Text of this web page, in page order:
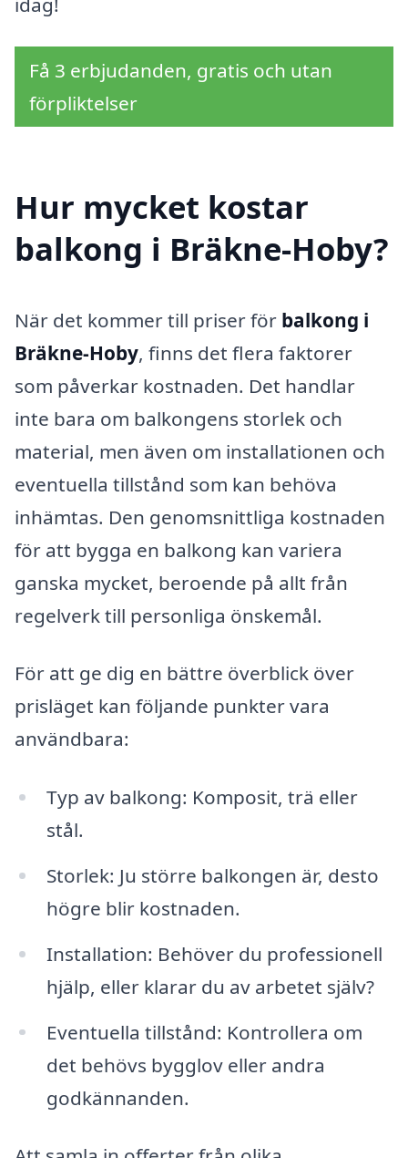
Få 3 erbjudanden, gratis och utan
förpliktelser
Hur mycket kostar
balkong i Bräkne-Hoby?
När det kommer till priser för balkong i
Bräkne-Hoby, finns det flera faktorer
som påverkar kostnaden. Det handlar
inte bara om balkongens storlek och
material, men även om installationen och
eventuella tillstånd som kan behöva
inhämtas. Den genomsnittliga kostnaden
för att bygga en balkong kan variera
ganska mycket, beroende på allt från
regelverk till personliga önskemål.
För att ge dig en bättre överblick över
prisläget kan följande punkter vara
användbara:
Typ av balkong: Komposit, trä eller
stål.
Storlek: Ju större balkongen är, desto
högre blir kostnaden.
Installation: Behöver du professionell
hjälp, eller klarar du av arbetet själv?
Eventuella tillstånd: Kontrollera om
det behövs bygglov eller andra
godkännanden.